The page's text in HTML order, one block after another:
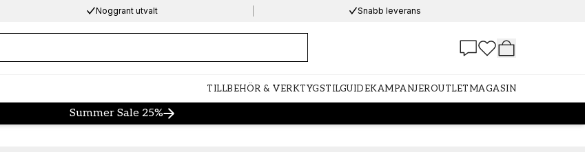
Noggrant utvalt Snabb leverans
TILLBEHÖR & VERKTYGSTILGUIDEKAMPANJEROUTLETMAGASIN
Summer Sale 25%